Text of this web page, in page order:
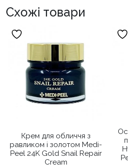
Схожі товари
Крем для обличчя з
равликом і золотом Medi-
Peel 24K Gold Snail Repair
Cream